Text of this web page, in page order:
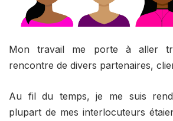
Mon travail me porte à aller
rencontre de divers partenaires,
Au fil du temps, je me suis
plupart de mes interlocuteurs